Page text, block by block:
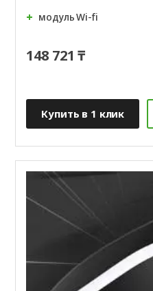
модуль Wi‑fi
148 721 ₸
Купить в 1 клик